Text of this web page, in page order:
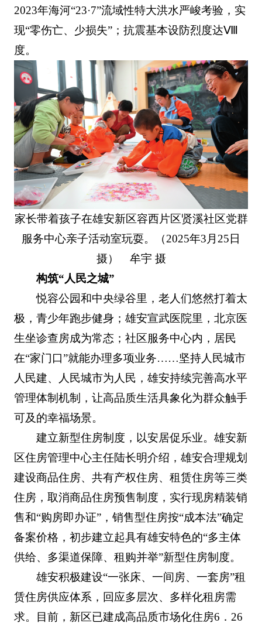
2023年海河“23·7”流域性特大洪水严峻考验，实
现“零伤亡、少损失”；抗震基本设防烈度达Ⅷ
度。
家长带着孩子在雄安新区容西片区贤溪社区党群
服务中心亲子活动室玩耍。（2025年3月25日
摄） 牟宇 摄
构筑“人民之城”
悦容公园和中央绿谷里，老人们悠然打着太
极，青少年跑步健身；雄安宣武医院里，北京医
生坐诊查房成为常态；社区服务中心内，居民
在“家门口”就能办理多项业务……坚持人民城市
人民建、人民城市为人民，雄安持续完善高水平
管理体制机制，让高品质生活具象化为群众触手
可及的幸福场景。
建立新型住房制度，以安居促乐业。雄安新
区住房管理中心主任陆长明介绍，雄安合理规划
建设商品住房、共有产权住房、租赁住房等三类
住房，取消商品住房预售制度，实行现房精装销
售和“购房即办证”，销售型住房按“成本法”确定
备案价格，初步建立起具有雄安特色的“多主体
供给、多渠道保障、租购并举”新型住房制度。
雄安积极建设“一张床、一间房、一套房”租
赁住房供应体系，回应多层次、多样化租房需
求。目前，新区已建成高品质市场化住房6．26